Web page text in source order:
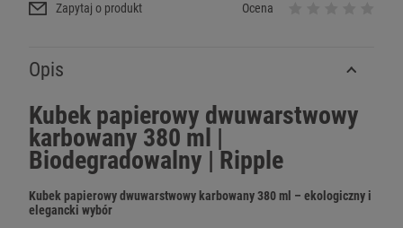
Zapytaj o produkt Ocena
Opis
Kubek papierowy dwuwarstwowy
karbowany 380 ml |
Biodegradowalny | Ripple
Kubek papierowy dwuwarstwowy karbowany 380 ml – ekologiczny i
elegancki wybór